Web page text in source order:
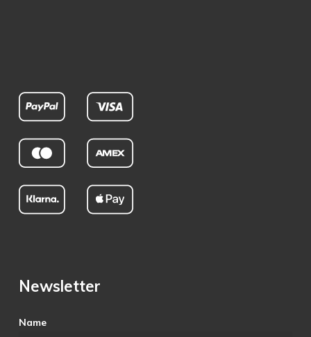
Newsletter
Name